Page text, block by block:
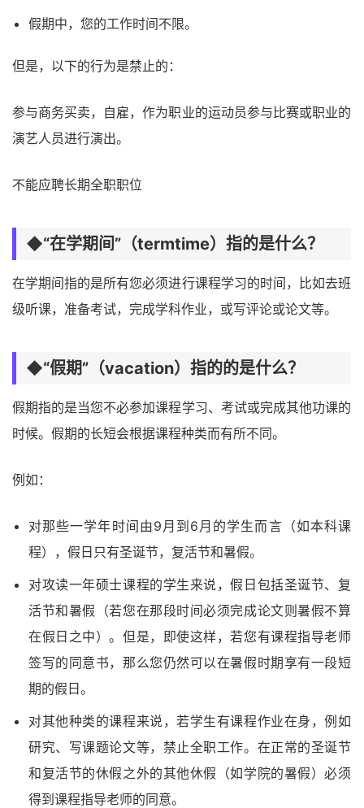
假期中，您的工作时间不限。
但是，以下的行为是禁止的：
参与商务买卖，自雇，作为职业的运动员参与比赛或职业的
演艺人员进行演出。
不能应聘长期全职职位
◆“在学期间”（termtime）指的是什么？
在学期间指的是所有您必须进行课程学习的时间，比如去班
级听课，准备考试，完成学科作业，或写评论或论文等。
◆“假期”（vacation）指的的是什么？
假期指的是当您不必参加课程学习、考试或完成其他功课的
时候。假期的长短会根据课程种类而有所不同。
例如：
对那些一学年时间由9月到6月的学生而言（如本科课
程），假日只有圣诞节，复活节和暑假。
对攻读一年硕士课程的学生来说，假日包括圣诞节、复
活节和暑假（若您在那段时间必须完成论文则暑假不算
在假日之中）。但是，即使这样，若您有课程指导老师
签写的同意书，那么您仍然可以在暑假时期享有一段短
期的假日。
对其他种类的课程来说，若学生有课程作业在身，例如
研究、写课题论文等，禁止全职工作。在正常的圣诞节
和复活节的休假之外的其他休假（如学院的暑假）必须
得到课程指导老师的同意。